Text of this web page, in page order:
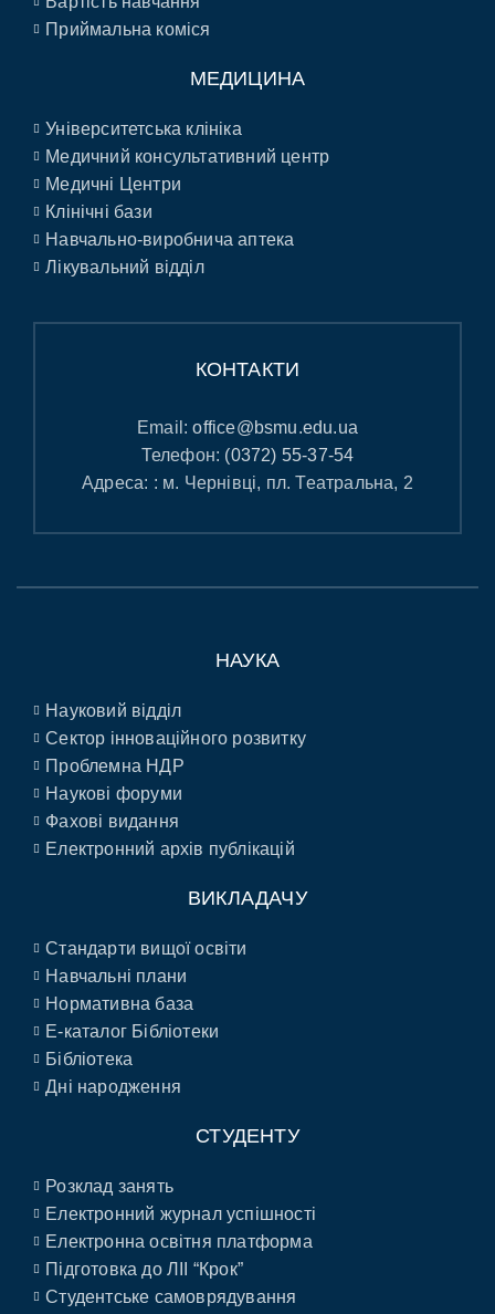
Приймальна коміся
МЕДИЦИНА
Університетська клініка
Медичний консультативний центр
Медичні Центри
Клінічні бази
Навчально-виробнича аптека
Лікувальний відділ
КОНТАКТИ
Email:office@bsmu.edu.ua
Телефон: (0372) 55-37-54
Адреса: : м. Чернівці, пл. Театральна, 2
НАУКА
Науковий відділ
Сектор інноваційного розвитку
Проблемна НДР
Наукові форуми
Фахові видання
Електронний архів публікацій
ВИКЛАДАЧУ
Стандарти вищої освіти
Навчальні плани
Нормативна база
E-каталог Бібліотеки
Бібліотека
Дні народження
СТУДЕНТУ
Розклад занять
Електронний журнал успішності
Електронна освітня платформа
Підготовка до ЛІІ “Крок”
Студентське самоврядування